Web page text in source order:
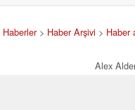
Haberler> Haber Arşivi > Haber
Alex